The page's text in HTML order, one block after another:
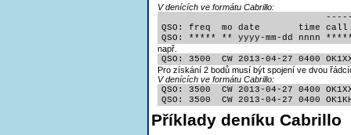
V denících ve formátu Cabrillo:
QSO: freq  mo date       time
QSO: ***** ** yyyy-mm-dd nnnn
např.
QSO: 3500  CW 2013-04-27 0400
Pro získání 2 bodů musí být spojení ve dvou
V denících ve formátu Cabrillo:
QSO: 3500  CW 2013-04-27 0400
QSO: 3500  CW 2013-04-27 0400
Příklady deníku Cabrillo